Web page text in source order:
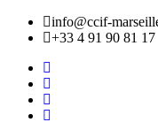
info@ccif-
+33 4 91 90 81 17